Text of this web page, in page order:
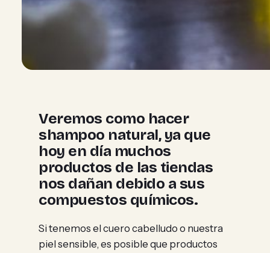
Veremos como hacer
shampoo natural, ya que
hoy en día muchos
productos de las tiendas
nos dañan debido a sus
compuestos químicos.
Si tenemos el cuero cabelludo o nuestra
piel sensible, es posible que productos